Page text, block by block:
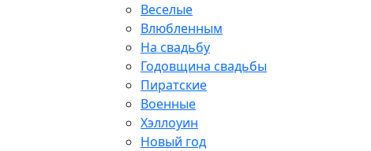
Веселые
Влюбленным
На свадьбу
Годовщина свадьбы
Пиратские
Военные
Хэллоуин
Новый год